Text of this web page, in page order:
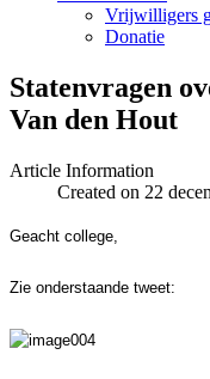
Vrijwilligers
Donatie
Statenvragen
Van den Hout
Article Information
Created on 22
Geacht college,
Zie onderstaande tweet: